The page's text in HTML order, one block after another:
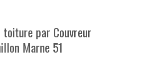
toiture par Couvreur
Marne 51